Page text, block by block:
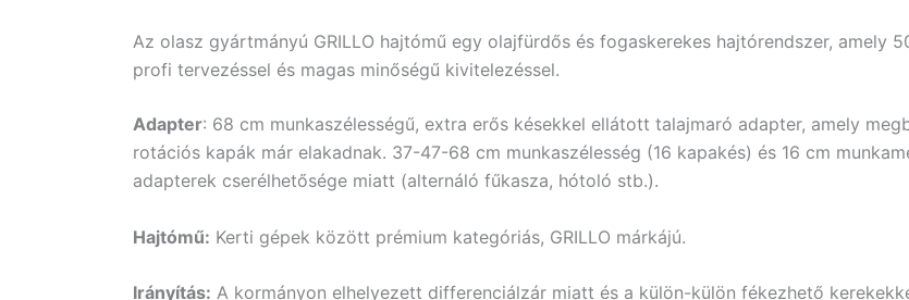
Az olasz gyártmányú GRILLO hajtómű egy olajfürdős és fogaskerekes hajtórendszer, amely
profi tervezéssel és magas minőségű kivitelezéssel.
Adapter: 68 cm munkaszélességű, extra erős késekkel ellátott talajmaró adapter, amely
rotációs kapák már elakadnak. 37-47-68 cm munkaszélesség (16 kapakés) és 16 cm
adapterek cserélhetősége miatt (alternáló fűkasza, hótoló stb.).
Hajtómű: Kerti gépek között prémium kategóriás, GRILLO márkájú.
Irányítás: A kormányon elhelyezett differenciálzár miatt és a külön-külön fékezhető